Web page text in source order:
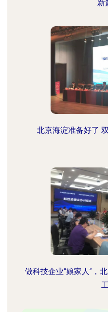
新
北京海淀准备好了
做科技企业“娘家人”，